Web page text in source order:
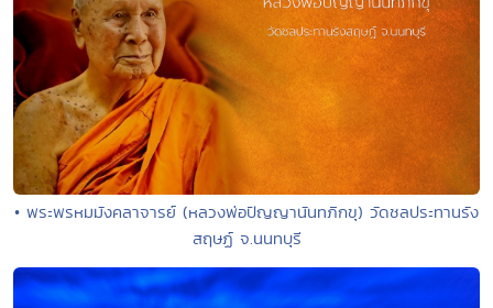
• พระพรหมมังคลาจารย์ (หลวงพ่อปัญญานันทภิกขุ) วัดชลประทานรัง
สฤษฏ์ จ.นนทบุรี